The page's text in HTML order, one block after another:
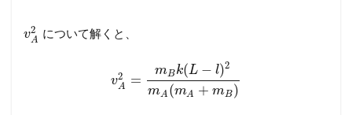
v2
A
について解くと、
v2
A =
mBk(L − l)2
mA (mA + mB)